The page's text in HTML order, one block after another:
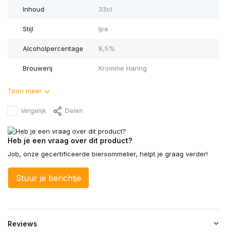
Inhoud 33cl
Stijl Ipa
Alcoholpercentage 8,5%
Brouwerij Kromme Haring
Toon meer
Vergelijk Delen
Heb je een vraag over dit product?
Job, onze gecertificeerde biersommelier, helpt je graag verder!
Stuur je berichtje
Reviews